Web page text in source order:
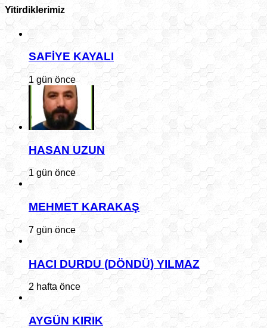
Yitirdiklerimiz
SAFİYE KAYALI
1 gün önce
HASAN UZUN
1 gün önce
MEHMET KARAKAŞ
7 gün önce
HACI DURDU (DÖNDÜ) YILMAZ
2 hafta önce
AYGÜN KIRIK